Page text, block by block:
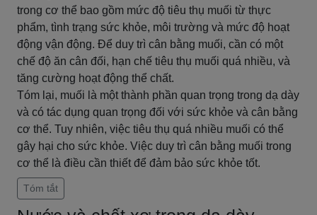
trong cơ thể bao gồm mức độ tiêu thụ muối từ thực
phẩm, tình trạng sức khỏe, môi trường và mức độ hoạt
động vận động. Để duy trì cân bằng muối, cần có một
chế độ ăn cân đối, hạn chế tiêu thụ muối quá nhiều, và
tăng cường hoạt động thể chất.
Tóm lại, muối là một thành phần quan trọng trong dạ dày
và có tác dụng quan trọng đối với sức khỏe và cân bằng
cơ thể. Tuy nhiên, việc tiêu thụ quá nhiều muối có thể
gây hại cho sức khỏe. Việc duy trì cân bằng muối trong
cơ thể là điều cần thiết để đảm bảo sức khỏe tốt.
Tóm tắt